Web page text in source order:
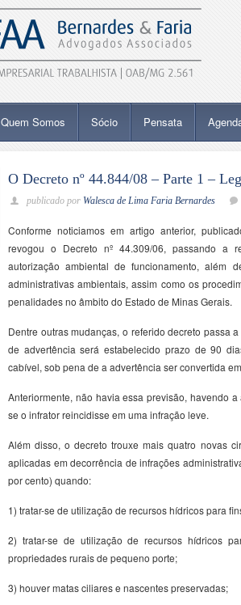
Quem Somos Sócio Pensata
O Decreto nº 44.844/08 – Parte 1 –
publicado por Walesca de Lima Faria Bernardes
Conforme noticiamos em artigo anterior,
revogou o Decreto nº 44.309/06, passando a
autorização ambiental de funcionamento, além
administrativas ambientais, assim como os
penalidades no âmbito do Estado de Minas Gerais.
Dentre outras mudanças, o referido decreto passa
de advertência será estabelecido prazo de 90
cabível, sob pena de a advertência ser convertida
Anteriormente, não havia essa previsão, havendo
se o infrator reincidisse em uma infração leve.
Além disso, o decreto trouxe mais quatro novas
aplicadas em decorrência de infrações
por cento) quando:
1) tratar-se de utilização de recursos hídricos para
2) tratar-se de utilização de recursos hídricos
propriedades rurais de pequeno porte;
3) houver matas ciliares e nascentes preservadas;